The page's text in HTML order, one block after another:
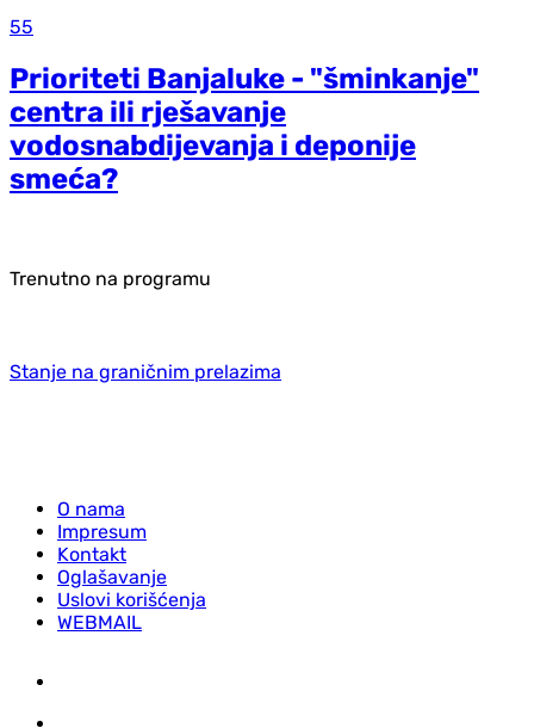
55
Prioriteti Banjaluke - "šminkanje"
centra ili rješavanje
vodosnabdijevanja i deponije
smeća?
Trenutno na programu
Stanje na graničnim prelazima
O nama
Impresum
Kontakt
Oglašavanje
Uslovi korišćenja
WEBMAIL